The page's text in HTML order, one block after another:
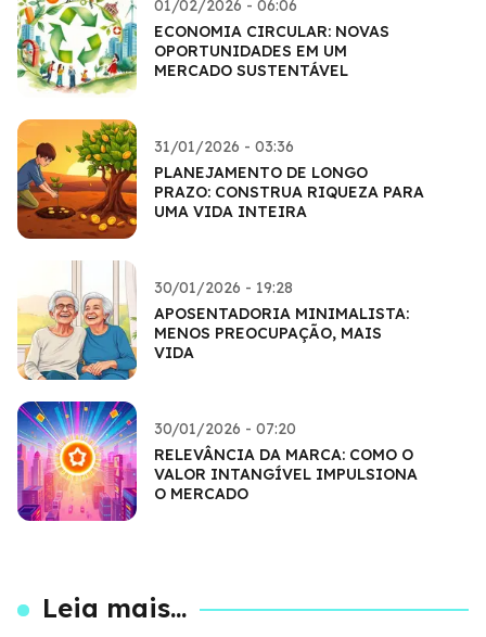
01/02/2026 - 06:06
ECONOMIA CIRCULAR: NOVAS
OPORTUNIDADES EM UM
MERCADO SUSTENTÁVEL
31/01/2026 - 03:36
PLANEJAMENTO DE LONGO
PRAZO: CONSTRUA RIQUEZA PARA
UMA VIDA INTEIRA
30/01/2026 - 19:28
APOSENTADORIA MINIMALISTA:
MENOS PREOCUPAÇÃO, MAIS
VIDA
30/01/2026 - 07:20
RELEVÂNCIA DA MARCA: COMO O
VALOR INTANGÍVEL IMPULSIONA
O MERCADO
Leia mais...